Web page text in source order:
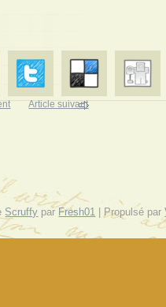
Article suivant
Scruffy par Fresh01 | Propulsé par